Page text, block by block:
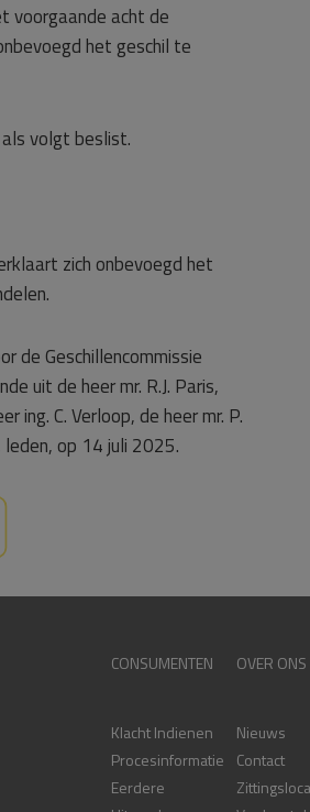
voorgaande acht de
het geschil te
volgt beslist.
zich onbevoegd het
de Geschillencommissie
uit de heer mr. R.J. Paris,
ing. C. Verloop, de heer mr. P.
leden, op 14 juli 2025.
CONSUMENTEN
Klacht Indienen
Procesinformatie
Eerdere
OVER ONS
Nieuws
Contact